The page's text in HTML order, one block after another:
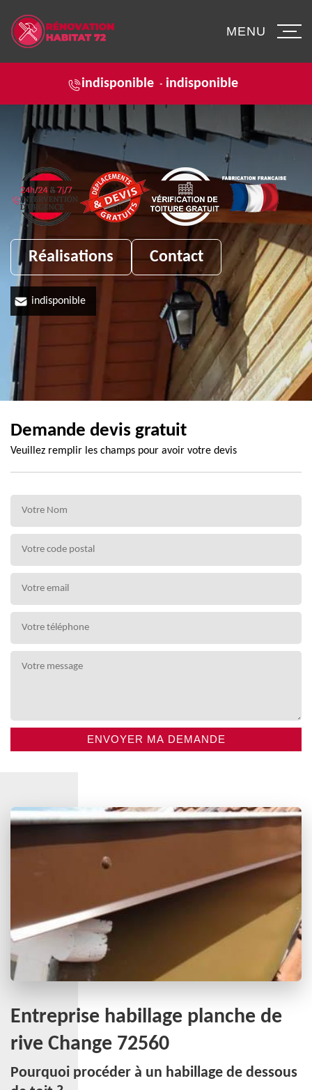
indisponible - indisponible
MENU
Réalisations Contact
indisponible
Demande devis gratuit
Veuillez remplir les champs pour avoir votre devis
Entreprise habillage planche de
rive Change 72560
Pourquoi procéder à un habillage de dessous